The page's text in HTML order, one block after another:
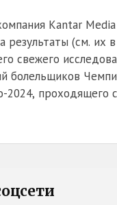
Kantar
результаты (см. их
свежего
болельщиков
2024, проходящего